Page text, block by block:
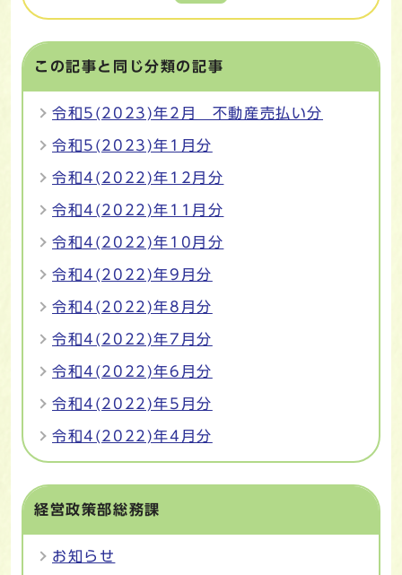
この記事と同じ分類の記事
令和5(2023)年2月 不動産売払い分
令和5(2023)年1月分
令和4(2022)年12月分
令和4(2022)年11月分
令和4(2022)年10月分
令和4(2022)年9月分
令和4(2022)年8月分
令和4(2022)年7月分
令和4(2022)年6月分
令和4(2022)年5月分
令和4(2022)年4月分
経営政策部総務課
お知らせ